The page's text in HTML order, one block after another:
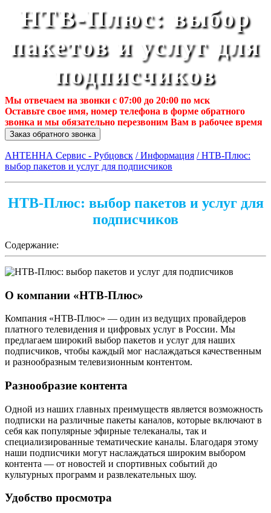
НТВ-Плюс: выбор
пакетов и услуг для
подписчиков
Мы отвечаем на звонки с 07:00 до 20:00 по мск
Оставьте свое имя, номер телефона в форме обратного
звонка и мы обязательно перезвоним Вам в рабочее время
Заказ обратного звонка
АНТЕННА Сервис - Рубцовск / Информация / НТВ-Плюс:
выбор пакетов и услуг для подписчиков
НТВ-Плюс: выбор пакетов и услуг для
подписчиков
Содержание:
О компании «НТВ-Плюс»
Компания «НТВ-Плюс» — один из ведущих провайдеров
платного телевидения и цифровых услуг в России. Мы
предлагаем широкий выбор пакетов и услуг для наших
подписчиков, чтобы каждый мог наслаждаться качественным
и разнообразным телевизионным контентом.
Разнообразие контента
Одной из наших главных преимуществ является возможность
подписки на различные пакеты каналов, которые включают в
себя как популярные эфирные телеканалы, так и
специализированные тематические каналы. Благодаря этому
наши подписчики могут наслаждаться широким выбором
контента — от новостей и спортивных событий до
культурных программ и развлекательных шоу.
Удобство просмотра